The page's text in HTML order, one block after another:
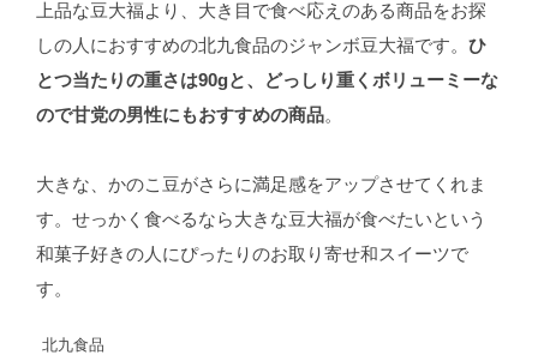
上品な豆大福より、大き目で食べ応えのある商品をお探
しの人におすすめの北九食品のジャンボ豆大福です。 ひ
とつ当たりの重さは90gと、どっしり重くボリューミーな
ので甘党の男性にもおすすめの商品。
大きな、かのこ豆がさらに満足感をアップさせてくれま
す。せっかく食べるなら大きな豆大福が食べたいという
和菓子好きの人にぴったりのお取り寄せ和スイーツで
す。
北九食品